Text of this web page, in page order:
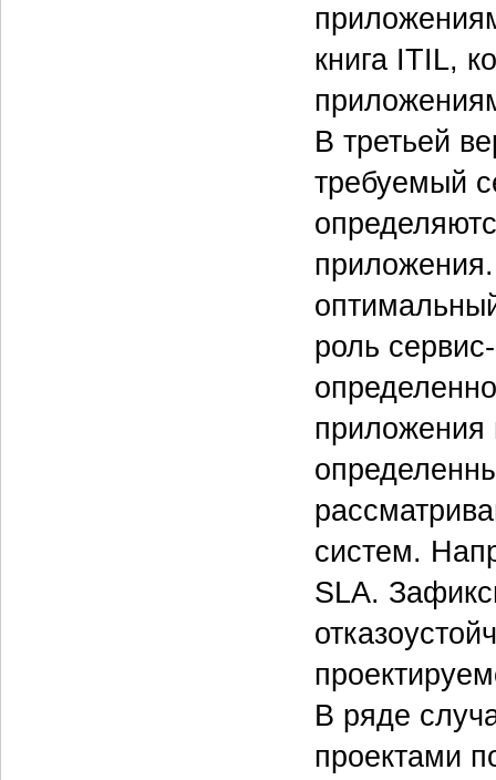
книга ITIL,
В третьей
требуемый
приложения.
роль
приложения
систем.
SLA.
В ряде
проектами